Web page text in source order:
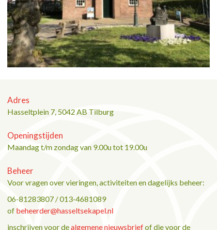
Adres
Hasseltplein 7, 5042 AB Tilburg
Openingstijden
Maandag t/m zondag van 9.00u tot 19.00u
Beheer
Voor vragen over vieringen, activiteiten en dagelijks beheer:
06-81283807 / 013-4681089
of beheerder@hasseltsekapel.nl
inschrijven voor dealgemene nieuwsbriefof die voor de